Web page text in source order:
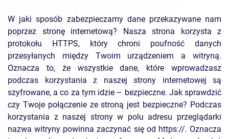
W jaki sposób zabezpieczamy dane przekazywane nam
poprzez stronę internetową? Nasza strona korzysta z
protokołu HTTPS, który chroni poufność danych
przesyłanych między Twoim urządzeniem a witryną.
Oznacza to, że wszystkie dane, które wprowadzasz
podczas korzystania z naszej strony internetowej są
szyfrowane, a co za tym idzie – bezpieczne. Jak sprawdzić
czy Twoje połączenie ze stroną jest bezpieczne? Podczas
korzystania z naszej strony w polu adresu przeglądarki
nazwa witryny powinna zaczynać się od https://. Oznacza